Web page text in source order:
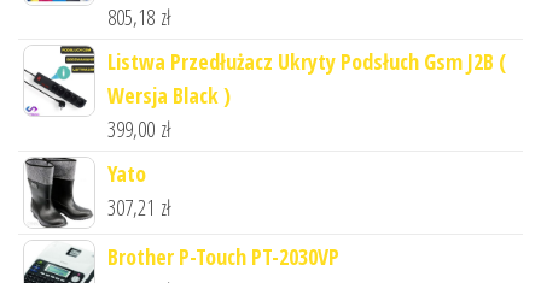
805,18 zł
Listwa Przedłużacz Ukryty Podsłuch Gsm J2B (
Wersja Black )
399,00 zł
Yato
307,21 zł
Brother P-Touch PT-2030VP